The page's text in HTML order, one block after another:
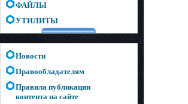
ФАЙЛЫ
УТИЛИТЫ
Новости
Правообладателям
Правила публикации
контента на сайте